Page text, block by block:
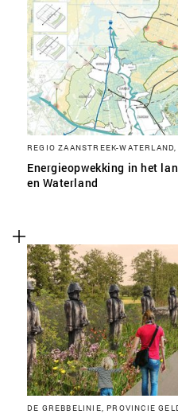
REGIO ZAANSTREEK-
Energieopwekking in het
en Waterland
DE GREBBELINIE, PROVINCIE